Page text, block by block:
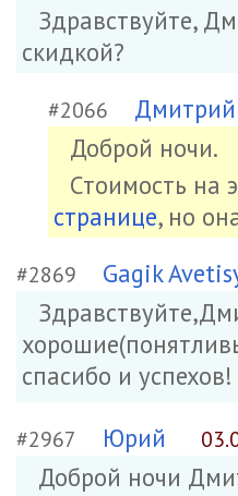
Здравствуйте,
скидкой?
#2066
Доброй ночи.
Стоимость на
странице, но
#2869 Gagik
спасибо и успехов!
#2967 Юрий
Доброй ночи